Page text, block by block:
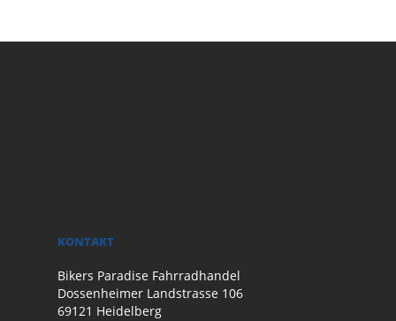
KONTAKT
Bikers Paradise Fahrradhandel
Dossenheimer Landstrasse 106
69121 Heidelberg